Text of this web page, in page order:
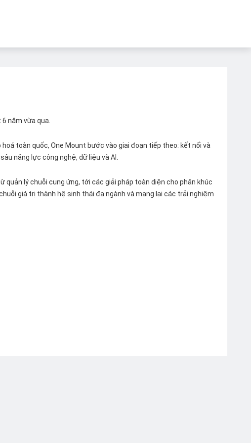
năm vừa qua.
toàn quốc, One Mount bước vào giai đoạn tiếp theo: kết nối và
năng lực công nghệ, dữ liệu và AI.
lý chuỗi cung ứng, tới các giải pháp toàn diện cho phân khúc
giá trị thành hệ sinh thái đa ngành và mang lại các trải nghiệm